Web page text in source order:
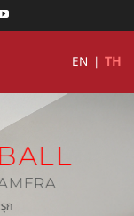
EN | TH
ก